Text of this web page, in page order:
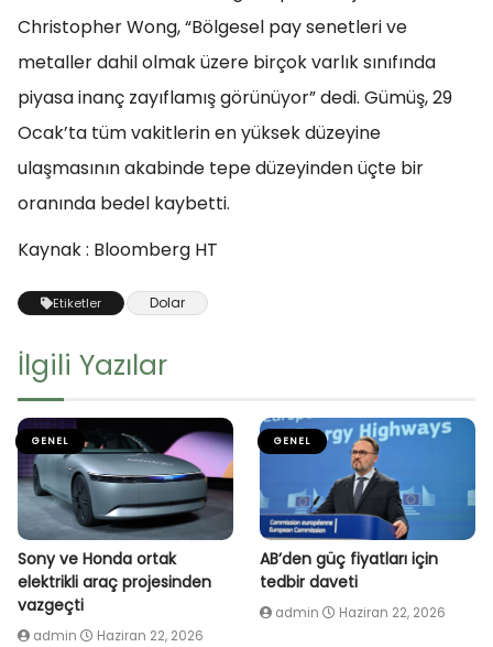
Christopher Wong, “Bölgesel pay senetleri ve
metaller dahil olmak üzere birçok varlık sınıfında
piyasa inanç zayıflamış görünüyor” dedi. Gümüş, 29
Ocak’ta tüm vakitlerin en yüksek düzeyine
ulaşmasının akabinde tepe düzeyinden üçte bir
oranında bedel kaybetti.
Kaynak : Bloomberg HT
Etiketler Dolar
İlgili Yazılar
GENEL
Sony ve Honda ortak
elektrikli araç projesinden
vazgeçti
admin Haziran 22, 2026
GENEL
AB’den güç fiyatları için
tedbir daveti
admin Haziran 22, 2026